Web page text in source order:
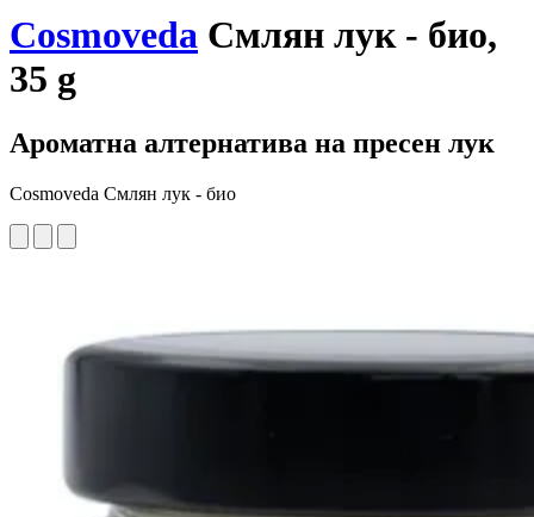
Cosmoveda Смлян лук - био,
35 g
Ароматна алтернатива на пресен лук
Cosmoveda Смлян лук - био